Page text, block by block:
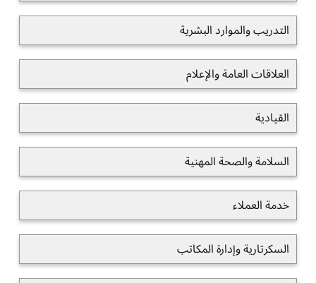
التدريب والموارد البشرية
العلاقات العامة والإعلام
القيادية
السلامة والصحة المهنية
خدمة العملاء
السكرتارية وإدارة المكاتب